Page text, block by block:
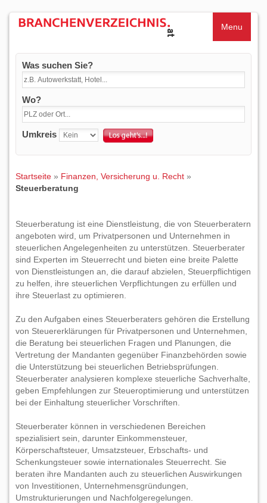
Menu
Was suchen Sie?
Wo?
Umkreis
Startseite » Finanzen, Versicherung u. Recht »
Steuerberatung
Steuerberatung ist eine Dienstleistung, die von Steuerberatern
angeboten wird, um Privatpersonen und Unternehmen in
steuerlichen Angelegenheiten zu unterstützen. Steuerberater
sind Experten im Steuerrecht und bieten eine breite Palette
von Dienstleistungen an, die darauf abzielen, Steuerpflichtigen
zu helfen, ihre steuerlichen Verpflichtungen zu erfüllen und
ihre Steuerlast zu optimieren.
Zu den Aufgaben eines Steuerberaters gehören die Erstellung
von Steuererklärungen für Privatpersonen und Unternehmen,
die Beratung bei steuerlichen Fragen und Planungen, die
Vertretung der Mandanten gegenüber Finanzbehörden sowie
die Unterstützung bei steuerlichen Betriebsprüfungen.
Steuerberater analysieren komplexe steuerliche Sachverhalte,
geben Empfehlungen zur Steueroptimierung und unterstützen
bei der Einhaltung steuerlicher Vorschriften.
Steuerberater können in verschiedenen Bereichen
spezialisiert sein, darunter Einkommensteuer,
Körperschaftsteuer, Umsatzsteuer, Erbschafts- und
Schenkungsteuer sowie internationales Steuerrecht. Sie
beraten ihre Mandanten auch zu steuerlichen Auswirkungen
von Investitionen, Unternehmensgründungen,
Umstrukturierungen und Nachfolgeregelungen.